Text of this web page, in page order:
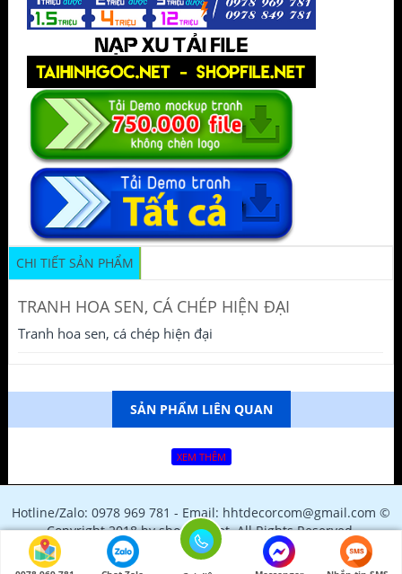
CHI TIẾT SẢN PHẨM
TRANH HOA SEN, CÁ CHÉP HIỆN ĐẠI
Tranh hoa sen, cá chép hiện đại
SẢN PHẨM LIÊN QUAN
XEM THÊM
Hotline/Zalo: 0978 969 781 - Email: hhtdecorcom@gmail.com ©
Copyright 2018 by shopfile.net. All Rights Reserved.